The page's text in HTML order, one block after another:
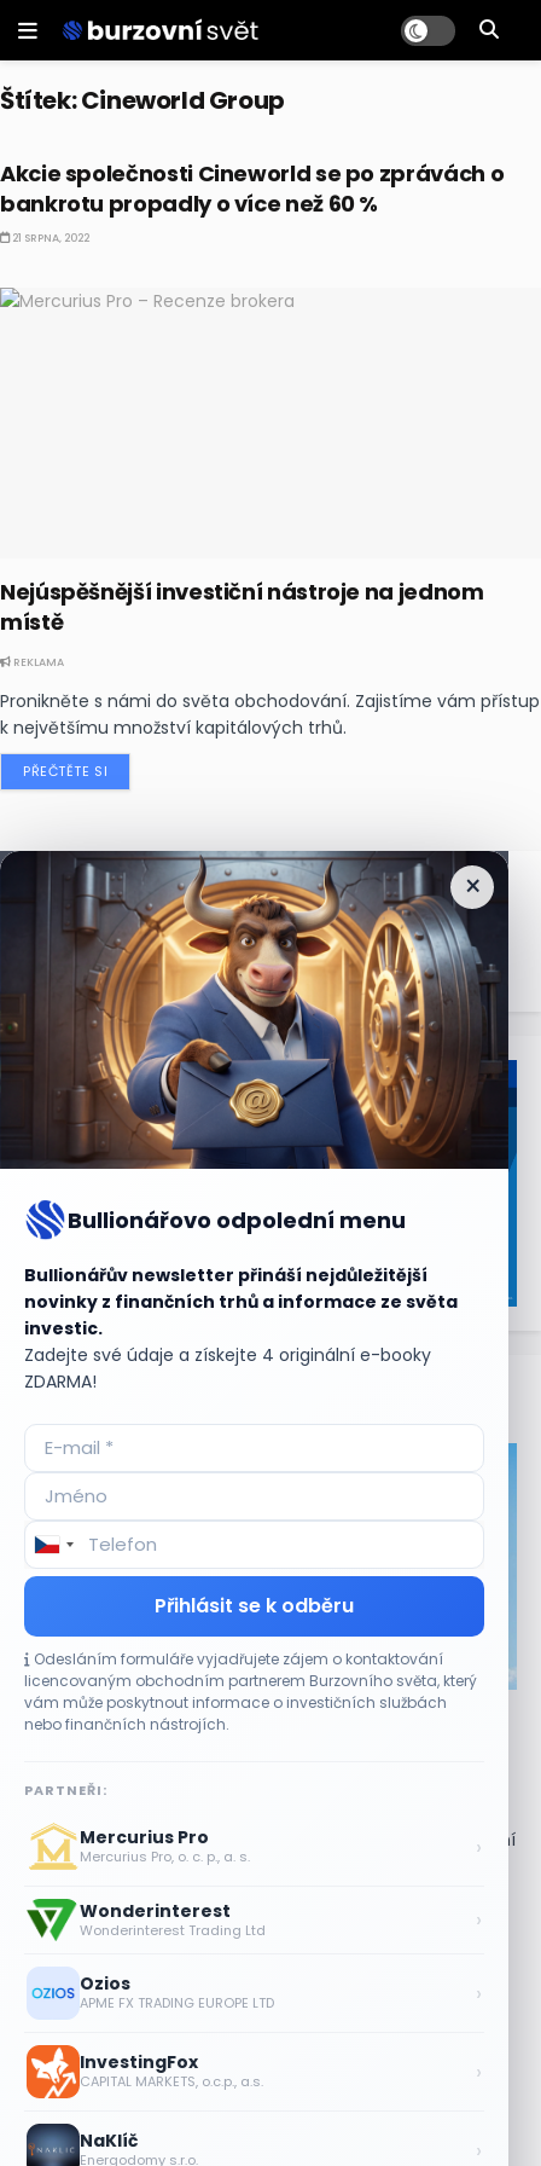
Štítek:Cineworld Group
Akcie společnosti Cineworld se po zprávách o
bankrotu propadly o více než 60 %
21 SRPNA, 2022
Nejúspěšnější investiční nástroje na jednom
místě
REKLAMA
Pronikněte s námi do světa obchodování. Zajistíme vám přístup
k největšímu množství kapitálových trhů.
PŘEČTĚTE SI
×
Bullionářovo odpolední menu
Bullionářův newsletter přináší nejdůležitější
novinky z finančních trhů a informace ze světa
investic.
Zadejte své údaje a získejte 4 originální e-booky
ZDARMA!
Přihlásit se k odběru
Odesláním formuláře vyjadřujete zájem o kontaktování
licencovaným obchodním partnerem Burzovního světa, který
vám může poskytnout informace o investičních službách
nebo finančních nástrojích.
PARTNEŘI:
Mercurius Pro
Mercurius Pro, o. c. p., a. s. ›
Wonderinterest
Wonderinterest Trading Ltd ›
Ozios
APME FX TRADING EUROPE LTD ›
InvestingFox
CAPITAL MARKETS, o.c.p., a.s. ›
NaKlíč
Energodomy s.r.o. ›
Nejčtenějšízprávy
Aktuální
CO HÝBE TRHEM
Akcie Micron klesají, ale nejhoršímu výprodeji
paměťových čipů unikly
Micron Technology (MU) ve čtvrtek uzavřely obchodování
se ztrátou 1,3 %. Výrobce paměťových...
Jalapeňová kauza tlačí akcie Chipotle
níž. Analytici ale zůstávají klidní
růstem
7 SRPNA, 2026
Plány Starlinku srazily akcie T-Mobile,